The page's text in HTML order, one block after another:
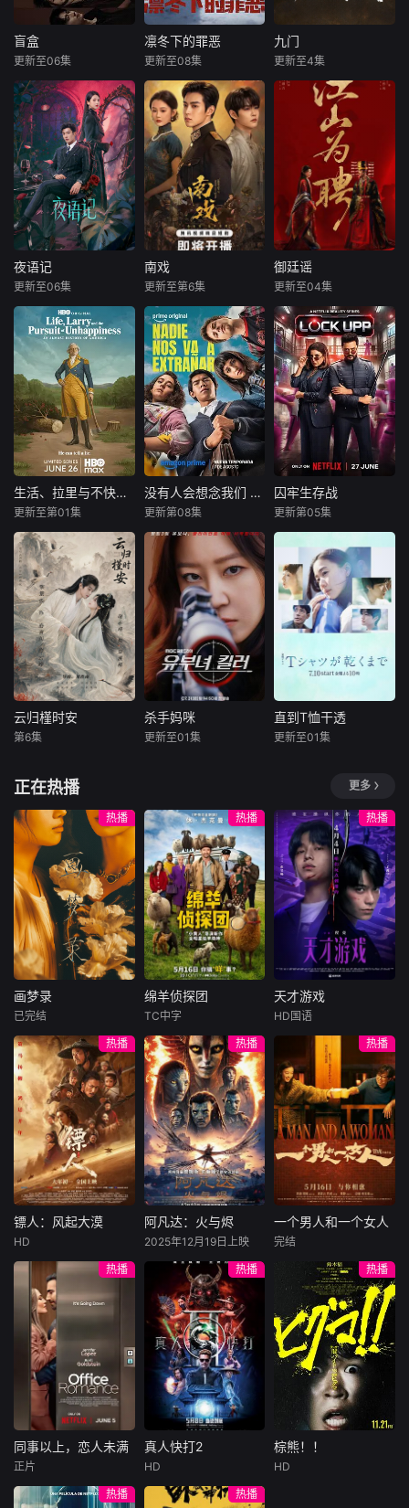
盲盒
王泓鑫
五个相互独
立，又彼此呼应的
故事——用一场精
心策划的“夏令营”
完成复仇的受害
者；临终前与遗憾
和解的“无用之
人”；共享同一具躯
体的人格“刮刮
乐”；病床前不离不
人”；产后抑郁中自
我摧毁的“
盲盒
更新至06集
凛冬下的罪恶
王大奇
本剧讲述了90
年代末，怒河市刑
侦支队在无普及监
控、无DNA鉴定技
术的支持下，通过
摸排、勘查等传统
刑侦手段，接连破
获数起重案要案的
艰难过程。案件设
计采用“积案牵现
90年代质感为基调
凛冬下的罪恶
更新至08集
九门
曾舜晞
《九门》讲述了长
沙风云再起之时，
张启山（陈伟霆
饰）与吴老狗（曾
舜晞 饰）强强联
手，携手霍仙姑
（陈瑶 饰）与九门
诸人共赴冒险奇
局。一桩401部队
的神秘失踪事件，
天秘辛。生死抉
择、兄弟之情、门
派担当与家国大义
相互交织。九门众
人用热血和牺牲，
守护家园，共渡难
关。
九门
更新至4集
夜语记
孙思凡
出身贫寒的酿酒师
叶小唯遭遇爱人程
桉、恩师林晚媚的
双重背叛。她从恨
意中涅槃重生，借
私生女桑落的身份
入住程家。她步步
为营，周旋在各怀
心思的豪门众人
间，引猎物上钩。
22岁的盛夏，终于
22岁的寒冬。踏过
荆棘，玫瑰终将滴
血盛开。
夜语记
更新至06集
南戏
吉舒亦
暂无简介
南戏
更新至第6集
御廷谣
梁永棋
改编自行烟烟
的同名小说。孟廷
辉，大平王朝有史
以来个以女子进士
科三元及第入翰林
院的奇女子。十年
前的她被他从死人
堆里救出来，蓬头
垢面口齿不清。十
年后的她才学满
女子进士科上大方
异彩，成为
御廷谣
更新至04集
生活、拉里与不快乐的追求：一部美国史
比尔·哈德尔
凯瑟琳·哈恩
作为美国建国250
周年的献礼，该剧
以拉里·大卫标志性
的冷幽默与全即兴
风格，通过情景喜
剧形式荒诞地重新
演绎美国历史上的
各个标志性时刻。
生活、拉里与不快乐的追求：一部美国史
更新至第01集
没有人会想念我们 第二季
Prime Video
宣布续订《没有人
会想念我们》第二
季。
没有人会想念我们 第二季
更新第08集
囚牢生存战
Netflix印度宣
布即将推出真人秀
节目《Lock U
p》。制作方在分
道：“准备好，Ne
囚牢生存战
更新第05集
云归槿时安
讲述了黎安城大郡
主棠溪槿与烈云峥
之间曲折动人的情
感，以及他们在复
杂局势中坚守初
心、勇敢面对困难
的爱情故事。通过
剧中主人公在成长
的道路上，经历复
杂的人物关系和情
感变化，无论命运
如何捉弄，真正的
力量皆来
云归槿时安
第6集
杀手妈咪
画。35岁的俞宝娜
过着相夫教子的普
通生活。表面上她
看起来温顺和善，
还很怕婆婆，真实
身份却是4年前突
然隐退的杀手“翠
鸟”。产假结束后，
她又开始执行各种
暗杀任务，目标都
是那些危害社会的
败类
杀手妈咪
更新至01集
直到T恤干透
40岁的杂志编
辑咲子（苍井优
饰）原本深信自己
拥有美满的婚姻，
但在卷入一场事故
后，她意外发现丈
夫在每个月“第3个
星期五”都有一段完
全对不上号的神秘
行踪。于是，在看
似美满的婚姻背
后，她将面对人性
中真实
直到T恤干透
更新至01集
正在热播 更多
热播
画梦录
林柏叡
民国的上海滩，身
怀绝技的孤女画师
许雁真，意外与身
陷危局的融汇银行
总账姜心羽产生交
集。姜心羽遭人陷
害，只得与许雁真
结盟，彼时银行欲
将国宝名画低价卖
给外国人，许雁真
仿造名画、偷天换
日。几经波折，两
人联手在各方势力
的夹缝间巧妙周
旋，共历险阻，破
解重重困境。
画梦录
已完结
热播
绵羊侦探团
尼可拉斯·博朗
尼古拉斯·加利齐纳
牧羊人乔治
（休·杰克曼饰）最
爱给羊群读侦探小
说，没想到自己有
一天会离奇死亡。
他留下的3000万
巨额遗产，让每个
人貌似都有犯罪动
机。警察毫无头绪
“不务正业”迈出牧
场，追查牧羊人“躺
平
绵羊侦探团
TC中字
热播
天才游戏
李蔓瑄
穷途末路的天才少
年刘全龙（彭昱畅
饰），被偏执富家
公子陈伦（丁禹兮
饰）选中，被迫踏
入一场为他量身打
造的“换命游戏”。
豪华别墅、名车名
表、神秘女友全部
备齐，在陈伦的精
瞬间拥有顶配人
生。
天才游戏
HD国语
热播
镖人：风起大漠
于适
大漠之上，镖人、
官府、西域五大家
族等多方势力盘根
错节、暗潮涌动。
“天字第二号逃犯”
刀马接下特殊押镖
任务，和同伴一起
从西域护镖远赴长
安。不料，他们的
护送对象竟是“天字
郎……天下熙熙皆
镖人：风起大漠
HD
热播
阿凡达：火与烬
佐伊·索尔达娜
西格妮·韦弗
影片聚焦杰克·萨利
与奈蒂莉一家的命
运起伏，在前作的
情感余波之上，深
刻描绘一个家族在
战火中如何成长、
并共同守护血脉相
连的情感纽带的历
程，从而将故事推
维度。此外，潘多
阿凡达：火与烬
2025年12月19日上映
热播
一个男人和一个女人
周汉宁
男人（黄渤
饰）和女人（倪妮
饰）飞机同时落
地，入住同一家酒
店，成为一墙之隔
的邻居。不够隔音
的房间暴露了男人
和女人因生活暂停
陷入的困境，健
康、家庭、婚姻、
一个男人和一个女人
完结
热播
同事以上，恋人未满
布雷特·戈德斯坦
同事以上，恋人未满
正片
热播
真人快打2
阿德莱恩·鲁道夫
真人快打2
HD
热播
棕熊！！
棕熊！！
HD
热播
热播